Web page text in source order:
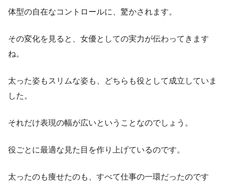
体型の自在なコントロールに、驚かされます。
その変化を見ると、女優としての実力が伝わってきます
ね。
太った姿もスリムな姿も、どちらも役として成立していま
した。
それだけ表現の幅が広いということなのでしょう。
役ごとに最適な見た目を作り上げているのです。
太ったのも痩せたのも、すべて仕事の一環だったのです